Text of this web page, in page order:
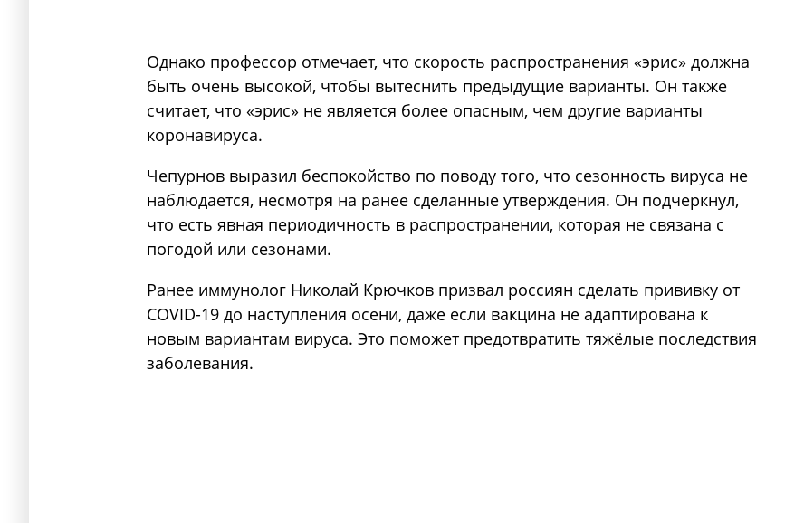
Однако профессор отмечает, что скорость распространения «эрис» должна
быть очень высокой, чтобы вытеснить предыдущие варианты. Он также
считает, что «эрис» не является более опасным, чем другие варианты
коронавируса.
Чепурнов выразил беспокойство по поводу того, что сезонность вируса не
наблюдается, несмотря на ранее сделанные утверждения. Он подчеркнул,
что есть явная периодичность в распространении, которая не связана с
погодой или сезонами.
Ранее иммунолог Николай Крючков призвал россиян сделать прививку от
COVID-19 до наступления осени, даже если вакцина не адаптирована к
новым вариантам вируса. Это поможет предотвратить тяжёлые последствия
заболевания.